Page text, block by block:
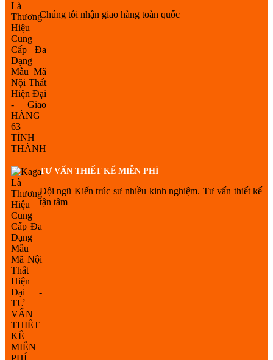
Chúng tôi nhận giao hàng toàn quốc
TƯ VẤN THIẾT KẾ MIỄN PHÍ
Đội ngũ Kiến trúc sư nhiều kinh nghiệm. Tư vấn thiết kế
tận tâm